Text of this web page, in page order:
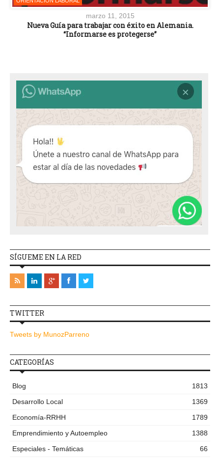
marzo 11, 2015
Nueva Guía para trabajar con éxito en Alemania.
“Informarse es protegerse”
SÍGUEME EN LA RED
TWITTER
Tweets by MunozParreno
CATEGORÍAS
Blog
1813
Desarrollo Local
1369
Economía-RRHH
1789
Emprendimiento y Autoempleo
1388
Especiales - Temáticas
66